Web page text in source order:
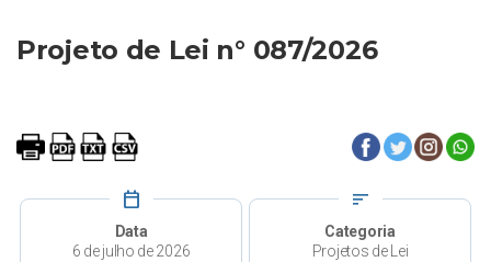
Projeto de Lei n° 087/2026
calendar_today
Data
6 de julho de 2026
sort
Categoria
Projetos de Lei